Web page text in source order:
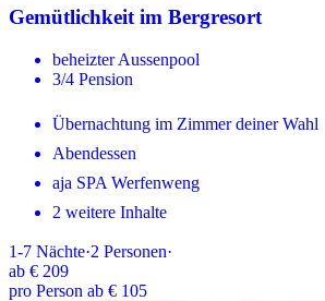
Gemütlichkeit im Bergresort
beheizter Aussenpool
3/4 Pension
Übernachtung im Zimmer deiner Wahl
Abendessen
aja SPA Werfenweng
2 weitere Inhalte
1-7 Nächte·2 Personen·
ab € 209
pro Person ab € 105